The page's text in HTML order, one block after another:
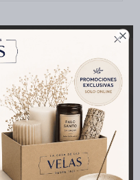

interesar